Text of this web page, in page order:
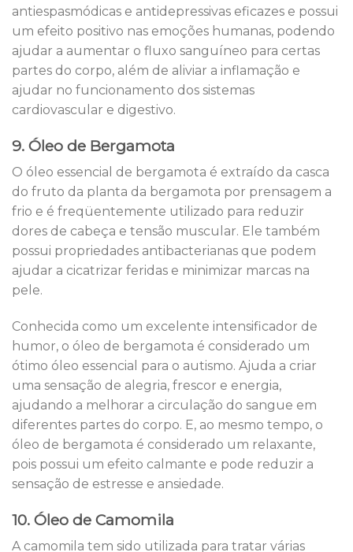
antiespasmódicas e antidepressivas eficazes e possui
um efeito positivo nas emoções humanas, podendo
ajudar a aumentar o fluxo sanguíneo para certas
partes do corpo, além de aliviar a inflamação e
ajudar no funcionamento dos sistemas
cardiovascular e digestivo.
9. Óleo de Bergamota
O óleo essencial de bergamota é extraído da casca
do fruto da planta da bergamota por prensagem a
frio e é freqüentemente utilizado para reduzir
dores de cabeça e tensão muscular. Ele também
possui propriedades antibacterianas que podem
ajudar a cicatrizar feridas e minimizar marcas na
pele.
Conhecida como um excelente intensificador de
humor, o óleo de bergamota é considerado um
ótimo óleo essencial para o autismo. Ajuda a criar
uma sensação de alegria, frescor e energia,
ajudando a melhorar a circulação do sangue em
diferentes partes do corpo. E, ao mesmo tempo, o
óleo de bergamota é considerado um relaxante,
pois possui um efeito calmante e pode reduzir a
sensação de estresse e ansiedade.
10. Óleo de Camomila
A camomila tem sido utilizada para tratar várias